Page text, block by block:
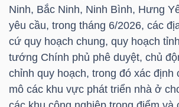
Ninh, Bắc Ninh, Ninh Bình, Hưng
yêu cầu, trong tháng 6/2026, các
cứ quy hoạch chung, quy hoạch
tướng Chính phủ phê duyệt, chủ
chỉnh quy hoạch, trong đó xác định
mô các khu vực phát triển nhà ở
PHÁI
TRÁI